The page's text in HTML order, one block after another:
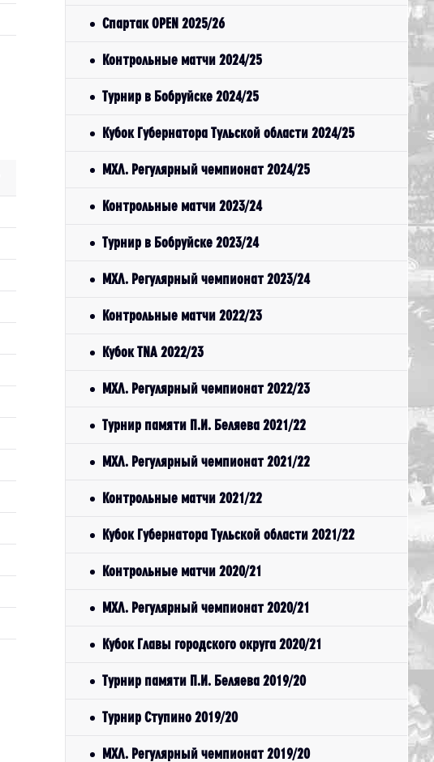
Спартак OPEN 2025/26
Контрольные матчи 2024/25
Турнир в Бобруйске 2024/25
Кубок Губернатора Тульской области 2024/25
МХЛ. Регулярный чемпионат 2024/25
Контрольные матчи 2023/24
Турнир в Бобруйске 2023/24
МХЛ. Регулярный чемпионат 2023/24
Контрольные матчи 2022/23
Кубок TNA 2022/23
МХЛ. Регулярный чемпионат 2022/23
Турнир памяти П.И. Беляева 2021/22
МХЛ. Регулярный чемпионат 2021/22
Контрольные матчи 2021/22
Кубок Губернатора Тульской области 2021/22
Контрольные матчи 2020/21
МХЛ. Регулярный чемпионат 2020/21
Кубок Главы городского округа 2020/21
Турнир памяти П.И. Беляева 2019/20
Турнир Ступино 2019/20
МХЛ. Регулярный чемпионат 2019/20